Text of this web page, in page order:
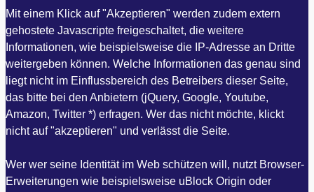
Mit einem Klick auf "Akzeptieren" werden zudem extern
gehostete Javascripte freigeschaltet, die weitere
Informationen, wie beispielsweise die IP-Adresse an Dritte
weitergeben können. Welche Informationen das genau sind
liegt nicht im Einflussbereich des Betreibers dieser Seite,
das bitte bei den Anbietern (jQuery, Google, Youtube,
Amazon, Twitter *) erfragen. Wer das nicht möchte, klickt
nicht auf "akzeptieren" und verlässt die Seite.
Wer wer seine Identität im Web schützen will, nutzt Browser-
Erweiterungen wie beispielsweise uBlock Origin oder